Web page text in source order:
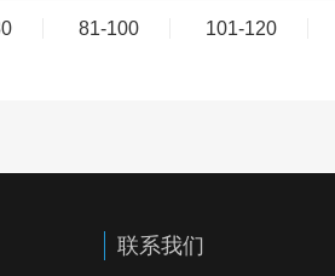
81-100 101-120
联系我们